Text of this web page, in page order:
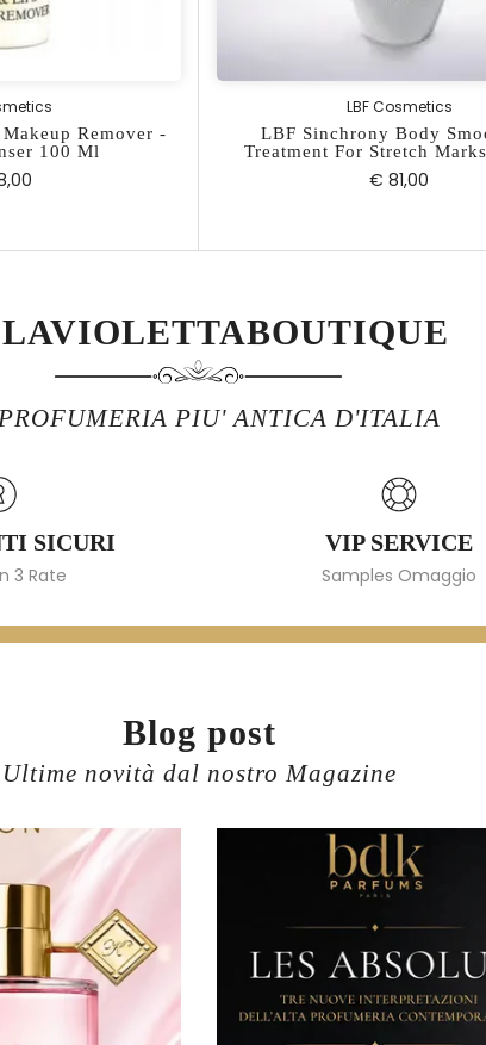
Remover -
100 Ml
LBF Cosmetics
LBF Sinchrony Body
Treatment For Stretch
€ 81,00
PIU' ANTICA D'ITALIA
SICURI
3 Rate
VIP SERVICE
Samples Omaggio
Blog post
Ultime novità dal nostro Magazine